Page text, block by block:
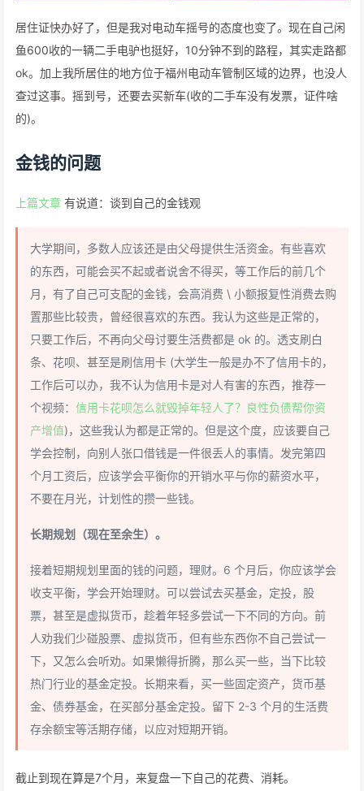
居住证快办好了，但是我对电动车摇号的态度也变了。现在自己闲
鱼600收的一辆二手电驴也挺好，10分钟不到的路程，其实走路都
ok。加上我所居住的地方位于福州电动车管制区域的边界，也没人
查过这事。摇到号，还要去买新车(收的二手车没有发票，证件啥
的)。
金钱的问题
上篇文章 有说道：谈到自己的金钱观
大学期间，多数人应该还是由父母提供生活资金。有些喜欢
的东西，可能会买不起或者说舍不得买，等工作后的前几个
月，有了自己可支配的金钱，会高消费 \ 小额报复性消费去购
置那些比较贵，曾经很喜欢的东西。我认为这些是正常的，
只要工作后，不再向父母讨要生活费都是 ok 的。透支刷白
条、花呗、甚至是刷信用卡 (大学生一般是办不了信用卡的，
工作后可以办，我不认为信用卡是对人有害的东西，推荐一
个视频： 信用卡花呗怎么就毁掉年轻人了？良性负债帮你资
产增值)，这些我认为都是正常的。但是这个度，应该要自己
学会控制，向别人张口借钱是一件很丢人的事情。发完第四
个月工资后，应该学会平衡你的开销水平与你的薪资水平，
不要在月光，计划性的攒一些钱。
长期规划（现在至余生）。
接着短期规划里面的钱的问题，理财。6 个月后，你应该学会
收支平衡，学会开始理财。可以尝试去买基金，定投，股
票，甚至是虚拟货币，趁着年轻多尝试一下不同的方向。前
人劝我们少碰股票、虚拟货币，但有些东西你不自己尝试一
下，又怎么会听劝。如果懒得折腾，那么买一些，当下比较
热门行业的基金定投。长期来看，买一些固定资产，货币基
金、债券基金，在买部分基金定投。留下 2-3 个月的生活费
存余额宝等活期存储，以应对短期开销。
截止到现在算是7个月，来复盘一下自己的花费、消耗。